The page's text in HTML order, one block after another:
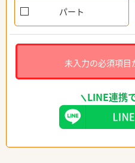
パート
未入力の必須項目
LINE連携